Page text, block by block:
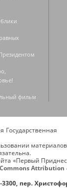
фильм
Государственная
«Первый
Attribution
пер.